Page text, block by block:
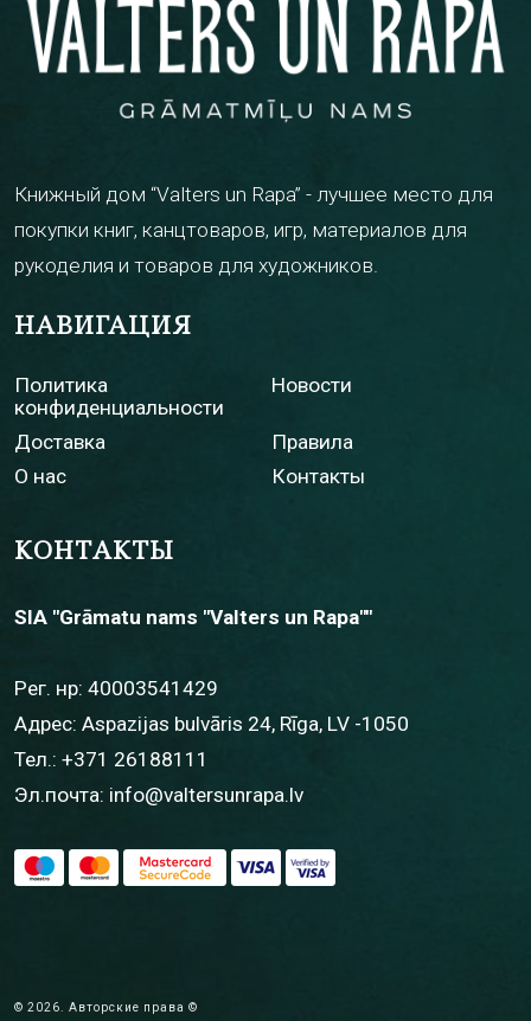
Книжный дом “Valters un Rapa” - лучшее место для
покупки книг, канцтоваров, игр, материалов для
рукоделия и товаров для художников.
НАВИГАЦИЯ
Политика
конфиденциальности
Новости
Доставка
Правила
О нас
Контакты
КОНТАКТЫ
SIA "Grāmatu nams "Valters un Rapa""
Рег. нр: 40003541429
Адрес: Aspazijas bulvāris 24, Rīga, LV -1050
Тел.: +371 26188111
Эл.почта: info@valtersunrapa.lv
© 2026. Авторские права ©